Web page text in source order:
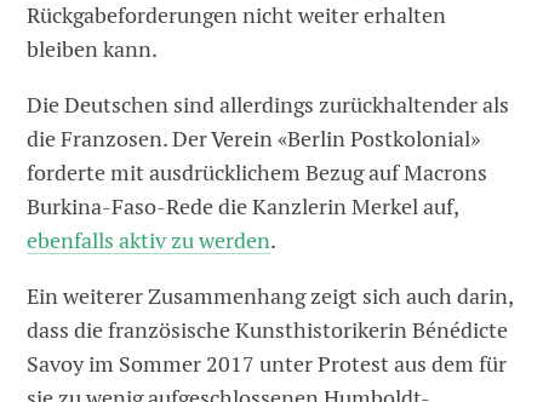
Rückgabeforderungen nicht weiter erhalten
bleiben kann.
Die Deutschen sind allerdings zurückhaltender als
die Franzosen. Der Verein «Berlin Postkolonial»
forderte mit ausdrücklichem Bezug auf Macrons
Burkina-Faso-Rede die Kanzlerin Merkel auf,
ebenfalls aktiv zu werden.
Ein weiterer Zusammenhang zeigt sich auch darin,
dass die französische Kunsthistorikerin Bénédicte
Savoy im Sommer 2017 unter Protest aus dem für